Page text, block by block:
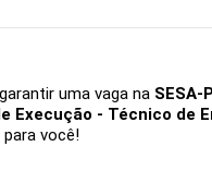
uma vaga na SESA-
Execução - Técnico de
você!